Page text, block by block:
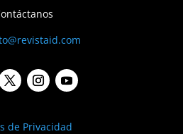
de Privacidad